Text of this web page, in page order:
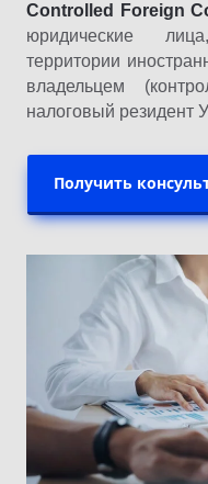
Controlled Foreign
юридические
территории
владельцем
налоговый резидент
Получить